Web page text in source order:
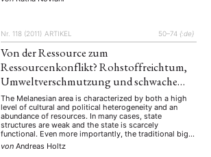
advertisements construct discursive strategies to
Nr. 118 (2011) ARTIKEL 50–74 {:de}
Von der Ressource zum
Ressourcenkonflikt? Rohstoffreichtum,
Umweltverschmutzung und schwache
Staatlichkeit in Melanesien
The Melanesian area is characterized by both a high
level of cultural and political heterogeneity and an
abundance of resources. In many cases, state
structures are weak and the state is scarcely
functional. Even more importantly, the traditional big
man-system supports corruption and prevents
effective nation-building. With these facts in mind, this
von Andreas Holtz